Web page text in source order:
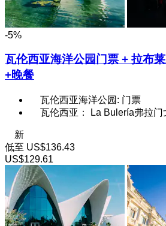
-5%
瓦伦西亚海洋公园门票 + 拉布
+晚餐
瓦伦西亚海洋公园: 门票
瓦伦西亚： La Bulería弗拉门
新
低至 US$136.43
US$129.61